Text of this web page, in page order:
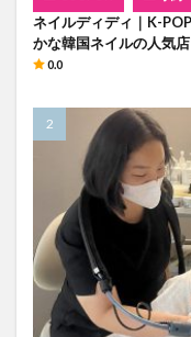
ネイルディディ｜K-
かな韓国ネイルの人気店
0.0